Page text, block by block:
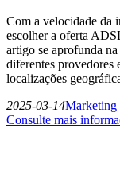
Com a velocidade da
escolher a oferta
artigo se aprofunda
diferentes provedores
localizações
2025-03-14Marketing
Consulte mais